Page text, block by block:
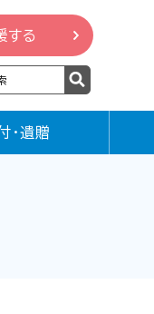
する
・遺贈